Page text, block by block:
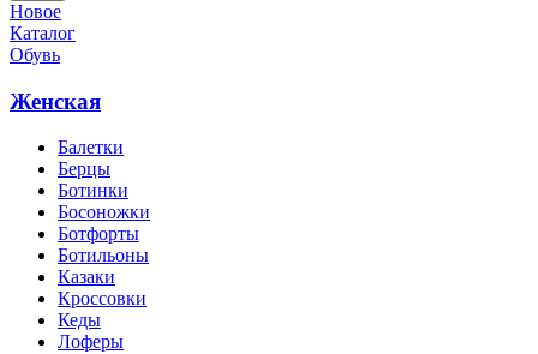
Новое
Каталог
Обувь
Женская
Балетки
Берцы
Ботинки
Босоножки
Ботфорты
Ботильоны
Казаки
Кроссовки
Кеды
Лоферы